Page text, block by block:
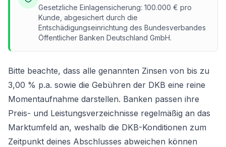
Gesetzliche Einlagensicherung: 100.000 € pro
Kunde, abgesichert durch die
Entschädigungseinrichtung des Bundesverbandes
Öffentlicher Banken Deutschland GmbH.
Bitte beachte, dass alle genannten Zinsen von bis zu
3,00 % p.a. sowie die Gebühren der DKB eine reine
Momentaufnahme darstellen. Banken passen ihre
Preis- und Leistungsverzeichnisse regelmäßig an das
Marktumfeld an, weshalb die DKB-Konditionen zum
Zeitpunkt deines Abschlusses abweichen können